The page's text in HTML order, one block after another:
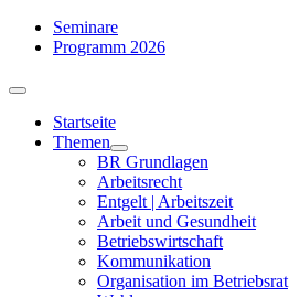
Zum
Inhalt
Seminare
Programm 2026
Toggle
NavigationStartseite
Themen
BR Grundlagen
Arbeits­recht
Entgelt | Arbeitszeit
Arbeit und Gesundheit
Betriebswirtschaft
Kommuni­kation
Organisation im Betriebsrat